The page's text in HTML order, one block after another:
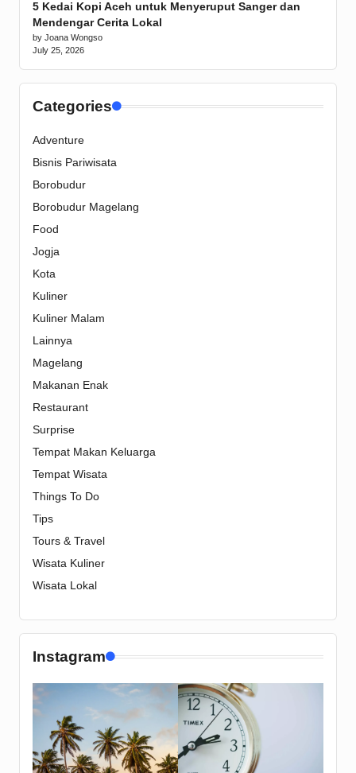
5 Kedai Kopi Aceh untuk Menyeruput Sanger dan
Mendengar Cerita Lokal
by Joana Wongso
July 25, 2026
Categories
Adventure
Bisnis Pariwisata
Borobudur
Borobudur Magelang
Food
Jogja
Kota
Kuliner
Kuliner Malam
Lainnya
Magelang
Makanan Enak
Restaurant
Surprise
Tempat Makan Keluarga
Tempat Wisata
Things To Do
Tips
Tours & Travel
Wisata Kuliner
Wisata Lokal
Instagram